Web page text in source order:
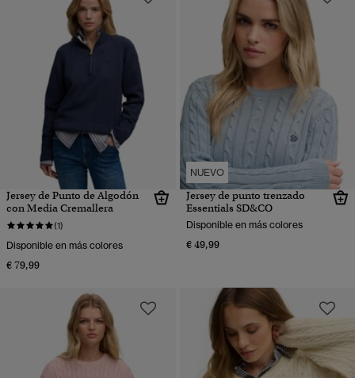
Jersey de Punto de Algodón
con Media Cremallera
(1)
Disponible en más colores
€ 79,99
NUEVO
Jersey de punto trenzado
Essentials SD&CO
Disponible en más colores
€ 49,99